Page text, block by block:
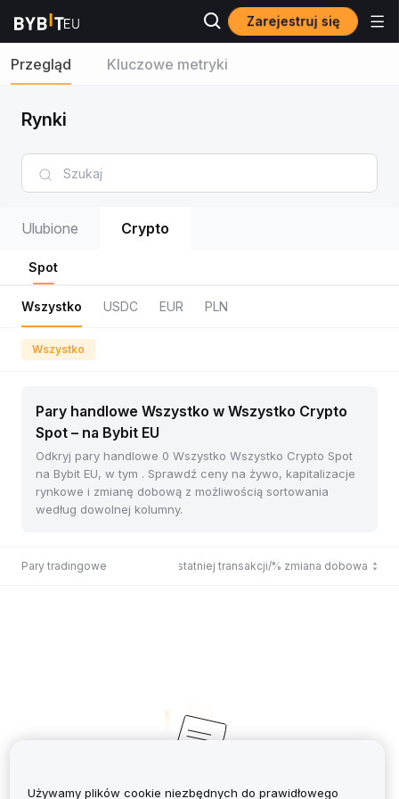
Zarejestruj się
Przegląd Kluczowe metryki
Rynki
Ulubione Crypto
Spot
Wszystko USDC EUR PLN
Wszystko
Pary handlowe Wszystko w Wszystko Crypto
Spot – na Bybit EU
Odkryj pary handlowe 0 Wszystko Wszystko Crypto Spot
na Bybit EU, w tym . Sprawdź ceny na żywo, kapitalizacje
rynkowe i zmianę dobową z możliwością sortowania
według dowolnej kolumny.
Pary tradingowe Cena ostatniej transakcji/% zmiana dobowa
Używamy plików cookie niezbędnych do prawidłowego